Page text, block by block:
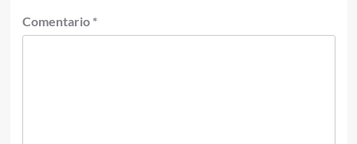
Comentario *